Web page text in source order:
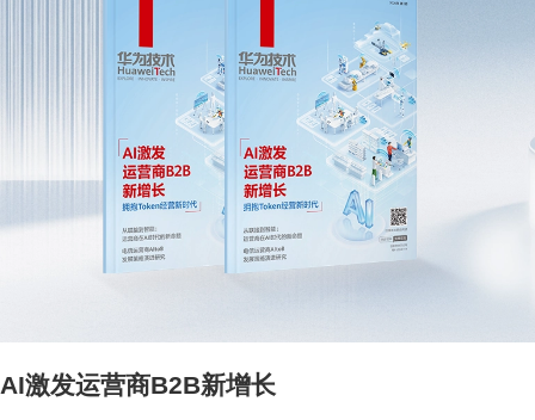
AI激发运营商B2B新增长